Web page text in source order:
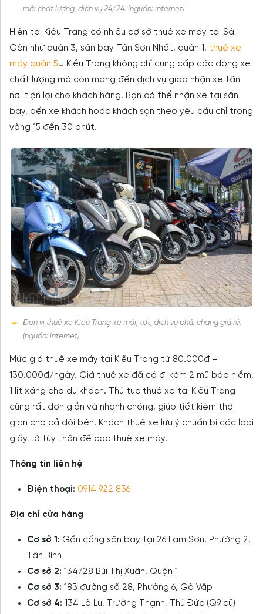
mới chất lượng, dịch vụ 24/24. (nguồn: internet)
Hiện tại Kiều Trang có nhiều cơ sở thuê xe máy tại Sài
Gòn như quận 3, sân bay Tân Sơn Nhất, quận 1, thuê xe
máy quận 5… Kiều Trang không chỉ cung cấp các dòng xe
chất lượng mà còn mang đến dịch vụ giao nhận xe tận
nơi tiện lợi cho khách hàng. Bạn có thể nhận xe tại sân
bay, bến xe khách hoặc khách sạn theo yêu cầu chỉ trong
vòng 15 đến 30 phút.
Đơn vị thuê xe Kiều Trang xe mới, tốt, dịch vụ phải chăng giá rẻ.
(nguồn: internet)
Mức giá thuê xe máy tại Kiều Trang từ 80.000đ –
130.000đ/ngày. Giá thuê xe đã có đi kèm 2 mũ bảo hiểm,
1 lít xăng cho du khách. Thủ tục thuê xe tại Kiều Trang
cũng rất đơn giản và nhanh chóng, giúp tiết kiệm thời
gian cho cả đôi bên. Khách thuê xe lưu ý chuẩn bị các loại
giấy tờ tùy thân để cọc thuê xe máy.
Thông tin liên hệ
Điện thoại: 0914 922 836
Địa chỉ cửa hàng
Cơ sở 1: Gần cổng sân bay tại 26 Lam Sơn, Phường 2,
Tân Bình
Cơ sở 2: 134/28 Bùi Thị Xuân, Quận 1
Cơ sở 3: 183 đường số 28, Phường 6, Gò Vấp
Cơ sở 4: 134 Lò Lu, Trường Thạnh, Thủ Đức (Q9 cũ)